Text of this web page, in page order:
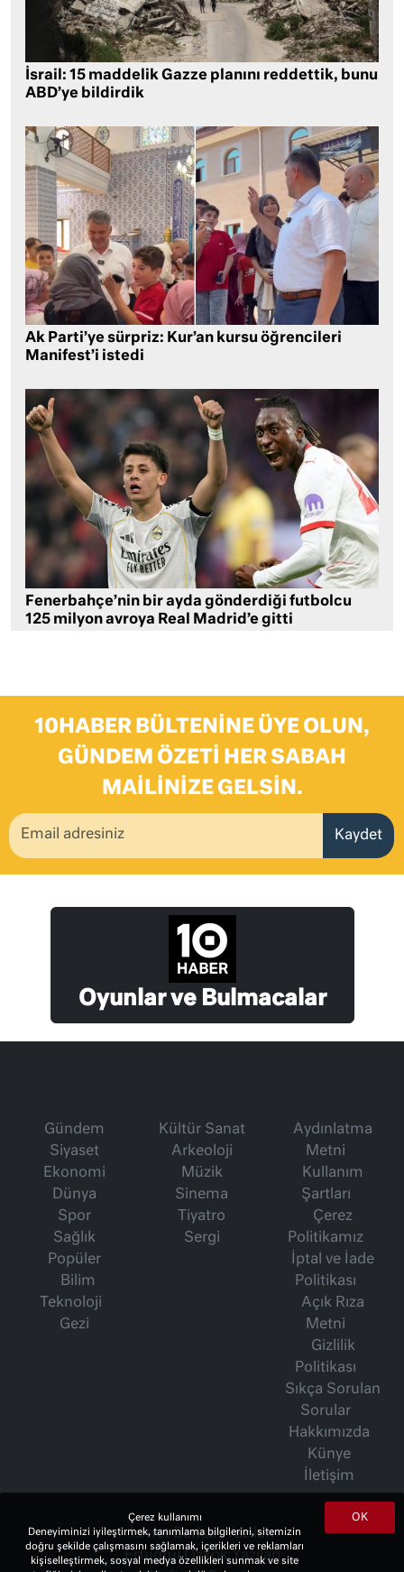
İsrail: 15 maddelik Gazze planını reddettik, bunu
ABD’ye bildirdik
Ak Parti’ye sürpriz: Kur’an kursu öğrencileri
Manifest’i istedi
Fenerbahçe’nin bir ayda gönderdiği futbolcu
125 milyon avroya Real Madrid’e gitti
10HABER BÜLTENINE ÜYE OLUN,
GÜNDEM ÖZETI HER SABAH
MAILINIZE GELSIN.
Kaydet
Oyunlar ve Bulmacalar
Gündem
Siyaset
Ekonomi
Dünya
Spor
Sağlık
Popüler
Bilim
Teknoloji
Gezi
Kültür Sanat
Arkeoloji
Müzik
Sinema
Tiyatro
Sergi
Aydınlatma
Metni
Kullanım
Şartları
Çerez
Politikamız
İptal ve İade
Politikası
Açık Rıza
Metni
Gizlilik
Politikası
Sıkça Sorulan
Sorular
Hakkımızda
Künye
İletişim
İsmet Berkan Yazıları
Ertuğrul Özkök Yazıları
OK
Çerez kullanımı
Deneyiminizi iyileştirmek, tanımlama bilgilerini, sitemizin
doğru şekilde çalışmasını sağlamak, içerikleri ve reklamları
kişiselleştirmek, sosyal medya özellikleri sunmak ve site